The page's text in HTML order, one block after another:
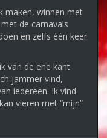
maken, winnen met
de carnavals
en zelfs één keer
van de ene kant
jammer vind,
iedereen. Ik vind
vieren met “mijn”